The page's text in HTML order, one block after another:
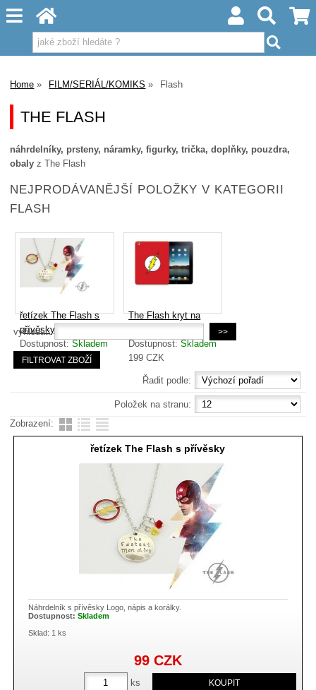
Home FILM/SERIÁL/KOMIKS Flash
THE FLASH
náhrdelníky, prsteny, náramky, figurky, trička, doplňky, pouzdra,
obaly z The Flash
NEJPRODÁVANĚJŠÍ POLOŽKY V KATEGORII
FLASH
řetízek The Flash s
přívěsky
Dostupnost:Skladem
99 CZK
The Flash kryt na
Dostupnost:Skladem
199CZK
vyhledat:
Řadit podle:
Položek na stranu:
Zobrazení:
řetízek The Flash s přívěsky
Náhrdelník s přívěsky Logo, nápis a korálky.
Dostupnost:Skladem
Sklad: 1 ks
ks
99 CZK